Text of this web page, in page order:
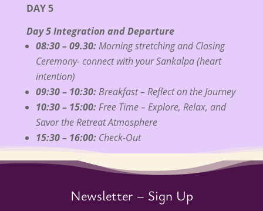
DAY 5
Day 5 Integration and Departure
08:30 – 09.30:Morning stretching and Closing
Ceremony- connect with your Sankalpa (heart
intention)
09:30 – 10:30:Breakfast – Reflect on the Journey
10:30 – 15:00:Free Time – Explore, Relax, and
Savor the Retreat Atmosphere
15:30 – 16:00: Check-Out
Newsletter – Sign Up